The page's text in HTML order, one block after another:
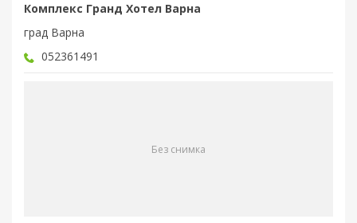
Комплекс Гранд Хотел Варна
град Варна
052361491
Без снимка